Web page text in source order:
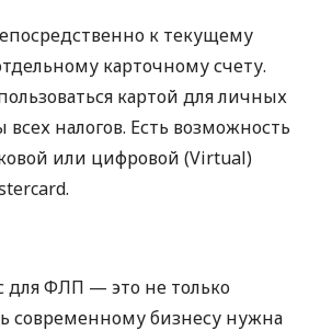
к текущему
карточному счету.
картой для личных
налогов. Есть возможность
или цифровой (Virtual)
для ФЛП — это не только
современному бизнесу нужна